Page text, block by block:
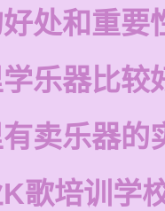
处和重要
乐器比较
卖乐器的
歌培训学